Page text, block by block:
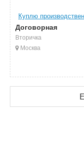
Куплю
Договорная
Вторичка
Москва